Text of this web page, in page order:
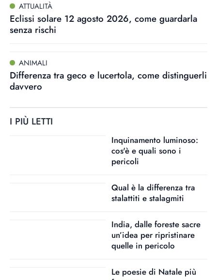
ATTUALITÀ
Eclissi solare 12 agosto 2026, come guardarla
senza rischi
ANIMALI
Differenza tra geco e lucertola, come distinguerli
davvero
I PIÙ LETTI
Inquinamento luminoso:
cos'è e quali sono i
pericoli
Qual è la differenza tra
stalattiti e stalagmiti
India, dalle foreste sacre
un’idea per ripristinare
quelle in pericolo
Le poesie di Natale più